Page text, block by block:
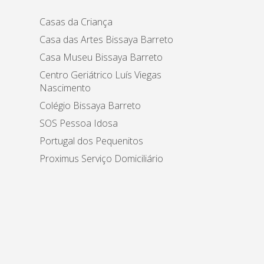
Casas da Criança
Casa das Artes Bissaya Barreto
Casa Museu Bissaya Barreto
Centro Geriátrico Luís Viegas
Nascimento
Colégio Bissaya Barreto
SOS Pessoa Idosa
Portugal dos Pequenitos
Proximus Serviço Domiciliário